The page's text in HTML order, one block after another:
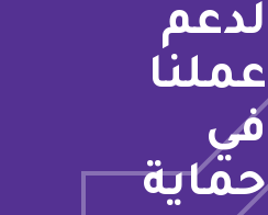
لدعم
عملنا
في
حماية